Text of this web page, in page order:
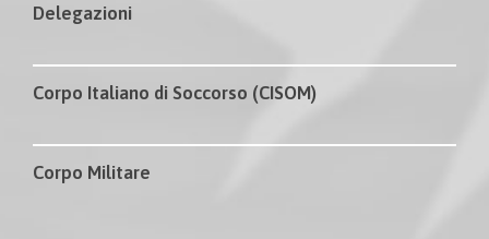
Delegazioni
Corpo Italiano di Soccorso (CISOM)
Corpo Militare